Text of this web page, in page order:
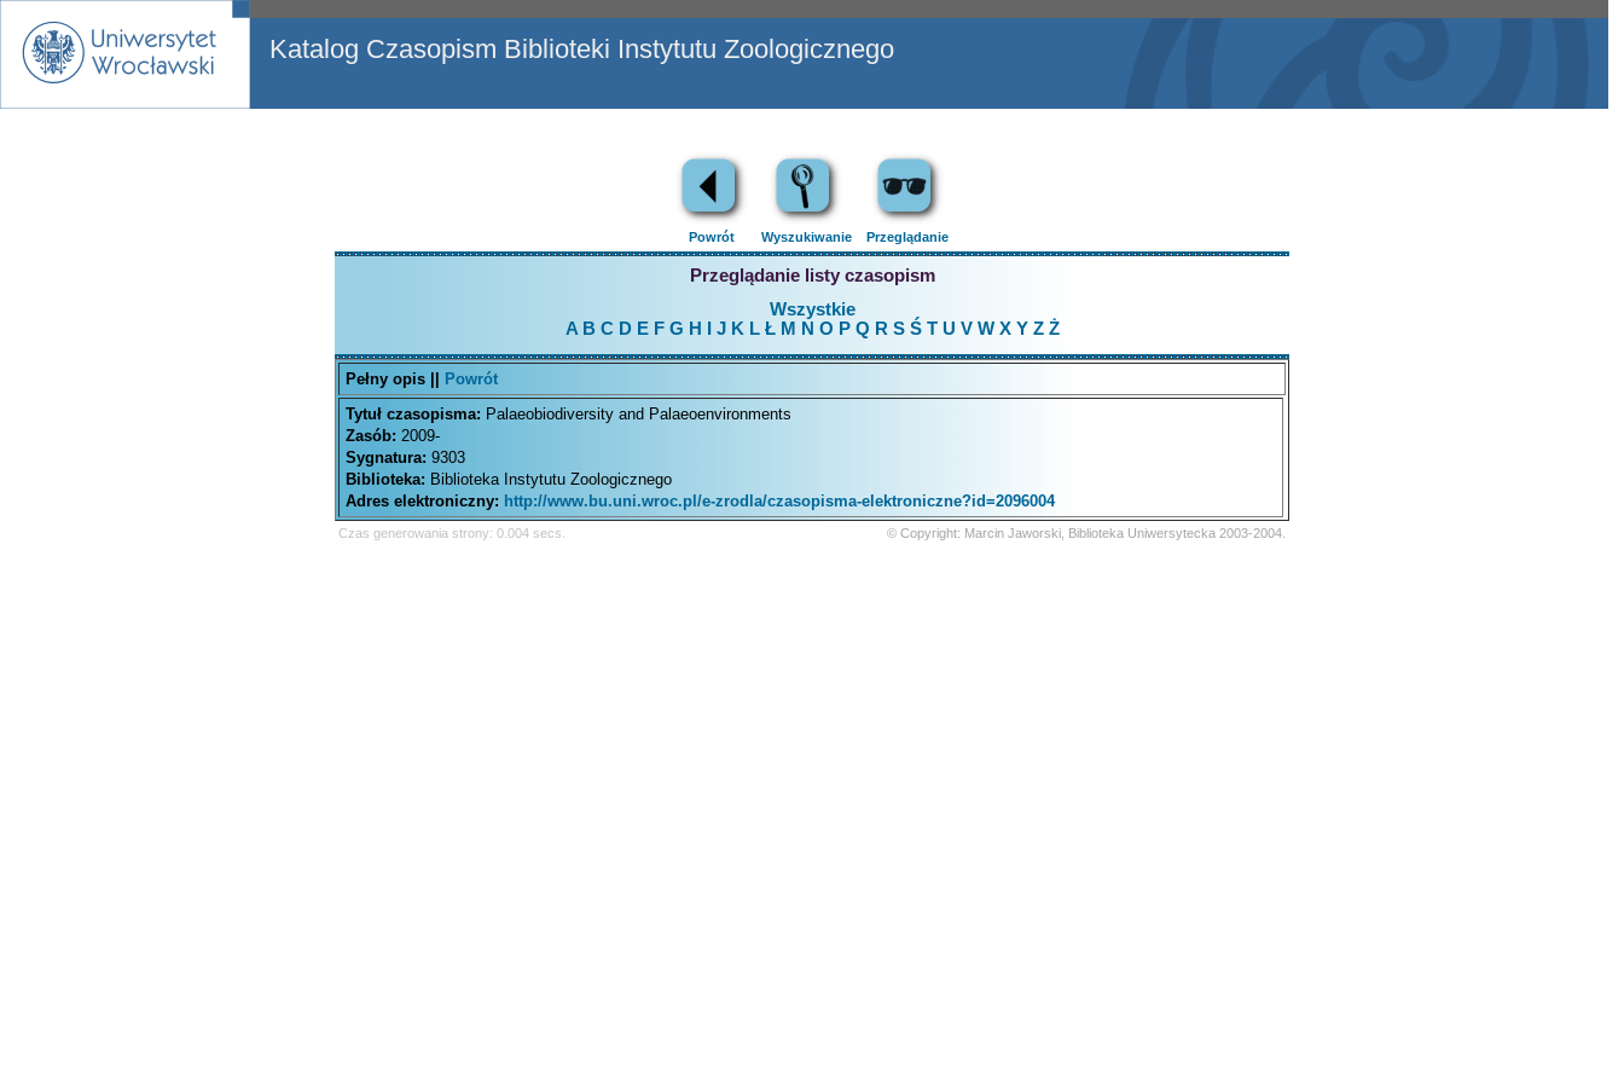
Katalog Czasopism Biblioteki Instytutu Zoologicznego
Powrót Wyszukiwanie Przeglądanie
Przeglądanie listy czasopism
Wszystkie
A B C D EFG H J K L Ł M N O P Q R S Ś T U V W X Y Z Ż
Pełny opis ||
Powrót
Tytuł czasopisma: Palaeobiodiversity and Palaeoenvironments
Zasób: 2009-
Sygnatura: 9303
Biblioteka: Biblioteka Instytutu Zoologicznego
Adres elektroniczny: http://www.bu.uni.wroc.pl/e-zrodla/czasopisma-elektroniczne?id=2096004
Czas generowania strony: 0.004 secs. © Copyright: Marcin Jaworski, Biblioteka Uniwersytecka 2003-2004.